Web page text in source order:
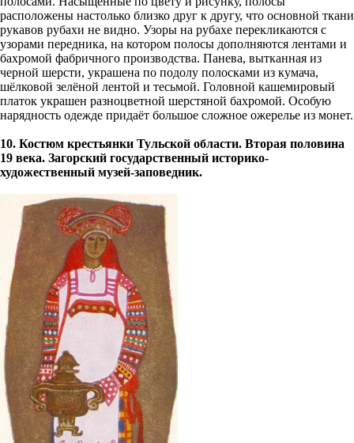
расположены настолько близко друг к другу, что основной ткани
рукавов рубахи не видно. Узоры на рубахе перекликаются c
узорами передника, на котором полосы дополняются лентами и
бахромой фабричного производства. Панева, вытканная из
черной шерсти, украшена по подолу полосками из кумача,
шёлковой зелёной лентой и тесьмой. Головной кашемировый
платок украшен разноцветной шерстяной бахромой. Особую
нарядность одежде придаёт большое сложное ожерелье из монет.
10. Костюм крестьянки Тульской области. Вторая половина
19 века. Загорский государственный историко-
художественный музей-заповедник.